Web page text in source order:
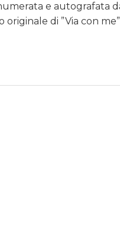
e autografata
originale di ”Via con me”